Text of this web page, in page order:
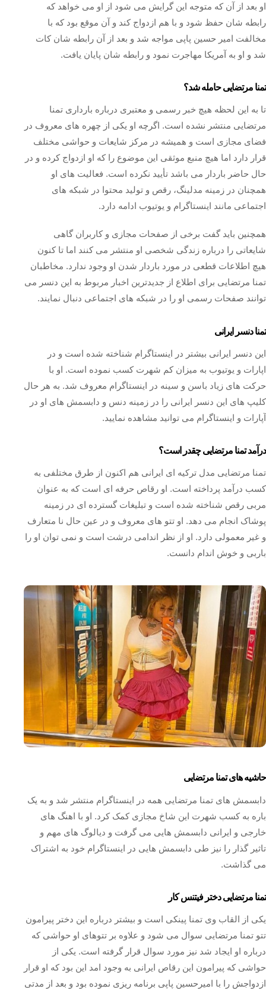
او بعد از آن که متوجه این گرایش می شود از او می خواهد که
رابطه شان حفظ شود و با هم ازدواج کند و آن موقع بود که با
مخالفت امیر حسین پاپی مواجه شد و بعد از آن رابطه شان کات
شد و او به آمریکا مهاجرت نمود و رابطه شان پایان یافت.
تمنا مرتضایی حامله شد؟
تا به این لحظه هیچ خبر رسمی و معتبری درباره بارداری تمنا
مرتضایی منتشر نشده است. اگرچه او یکی از چهره‌ های معروف در
فضای مجازی است و همیشه در مرکز شایعات و حواشی مختلف
قرار دارد اما هیچ منبع موثقی این موضوع را که او ازدواج کرده و در
حال حاضر باردار می باشد تأیید نکرده است. فعالیت‌ های او
همچنان در زمینه مدلینگ، رقص و تولید محتوا در شبکه‌ های
اجتماعی مانند اینستاگرام و یوتیوب ادامه دارد.
همچنین باید گفت برخی از صفحات مجازی و کاربران گاهی
شایعاتی را درباره زندگی شخصی او منتشر می‌ کنند اما تا کنون
هیچ اطلاعات قطعی در مورد باردار شدن او وجود ندارد. مخاطبان
تمنا مرتضایی برای اطلاع از جدیدترین اخبار مربوط به این دنسر می
توانند صفحات رسمی او را در شبکه های اجتماعی دنبال نمایند.
تمنا دنسر ایرانی
این دنسر ایرانی بیشتر در اینستاگرام شناخته شده است و در
اپارات و یوتیوب به میزان کم شهرت کسب نموده است. او با
حرکت های زیاد باسن و سینه در اینستاگرام معروف شد. به هر حال
کلیپ های این دنسر ایرانی را در زمینه دنس و دابسمش های او در
آپارات و اینستاگرام می توانید مشاهده نمایید‌.
درآمد تمنا مرتضایی چقدر است؟
تمنا مرتضایی مدل ترکیه ای ایرانی هم اکنون از طرق مختلفی به
کسب درآمد پرداخته است. او رقاص حرفه ای است که به عنوان
مربی رقص شناخته شده است و تبلیغات گسترده ای در زمینه
پوشاک انجام می دهد‌. او تتو های معروف و در عین حال نا متعارف
و غیر معمولی دارد. او از نظر اندامی درشت است و نمی توان او را
باربی و خوش اندام دانست.
حاشیه های تمنا مرتضایی
دابسمش های تمنا مرتضایی همه در اینستاگرام منتشر شد و به یک
باره به کسب شهرت این شاخ مجازی کمک کرد. او با اهنگ های
خارجی و ایرانی دابسمش هایی می گرفت و دیالوگ های مهم و
تاثیر گذار را نیز طی دابسمش هایی در اینستاگرام خود به اشتراک
می گذاشت.
تمنا مرتضایی دختر فیتنس کار
یکی از القاب وی تمنا پینکی است و بیشتر درباره این دختر پیرامون
تتو تمنا مرتضایی سوال می شود و علاوه بر تتوهای او حواشی که
درباره او ایجاد شد نیز مورد سوال قرار گرفته است. یکی از
حواشی که پیرامون این رقاص ایرانی به وجود امد این بود که او قرار
ازدواجش را با امیرحسین پاپی برنامه ریزی نموده بود و بعد از مدتی